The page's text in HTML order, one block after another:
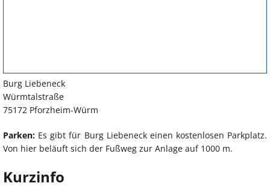
Burg Liebeneck
Würmtalstraße
75172 Pforzheim-Würm
Parken: Es gibt für Burg Liebeneck einen kostenlosen Parkplatz.
Von hier beläuft sich der Fußweg zur Anlage auf 1000 m.
Kurzinfo